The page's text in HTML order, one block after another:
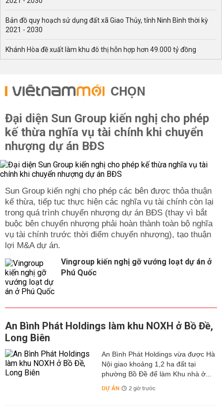
Bản đồ quy hoạch sử dụng đất xã Giao Thủy, tỉnh Ninh Bình thời kỳ
2021 - 2030
Khánh Hòa đề xuất làm khu đô thị hỗn hợp hơn 49.000 tỷ đồng
CHỌN
Đại diện Sun Group kiến nghị cho phép
kế thừa nghĩa vụ tài chính khi chuyển
nhượng dự án BĐS
Sun Group kiến nghị cho phép các bên được thỏa thuận
kế thừa, tiếp tục thực hiện các nghĩa vụ tài chính còn lại
trong quá trình chuyển nhượng dự án BĐS (thay vì bắt
buộc bên chuyển nhượng phải hoàn thành toàn bộ nghĩa
vụ tài chính trước thời điểm chuyển nhượng), tạo thuận
lợi M&A dự án.
Vingroup kiến nghị gỡ vướng loạt dự án ở
Phú Quốc
An Bình Phát Holdings làm khu NOXH ở Bồ Đề,
Long Biên
An Bình Phát Holdings vừa được Hà
Nội giao khoảng 1,2 ha đất tại
phường Bồ Đề để làm Khu nhà ở...
DỰ ÁN 2 giờ trước